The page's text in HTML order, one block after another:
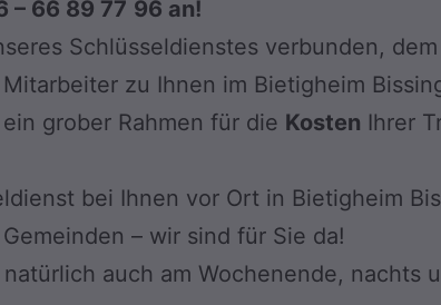
– 66 89 77 96 an!
Schlüsseldienstes verbunden,
zu Ihnen im Bietigheim
grober Rahmen für die Kosten Ihrer
bei Ihnen vor Ort in Bietigheim
– wir sind für Sie da!
auch am Wochenende, nachts